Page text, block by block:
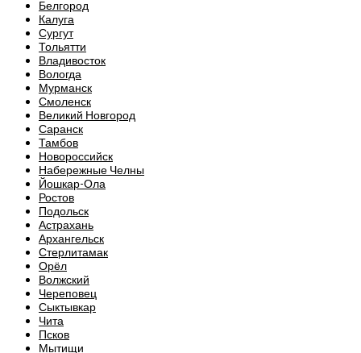
Белгород
Калуга
Сургут
Тольятти
Владивосток
Вологда
Мурманск
Смоленск
Великий Новгород
Саранск
Тамбов
Новороссийск
Набережные Челны
Йошкар-Ола
Ростов
Подольск
Астрахань
Архангельск
Стерлитамак
Орёл
Волжский
Череповец
Сыктывкар
Чита
Псков
Мытищи